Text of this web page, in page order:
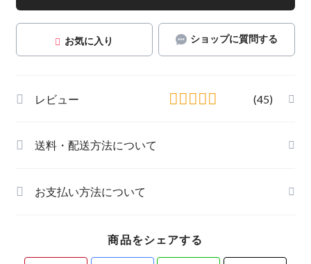
お気に入り ショップに質問する
レビュー (45)
送料・配送方法について
お支払い方法について
商品をシェアする